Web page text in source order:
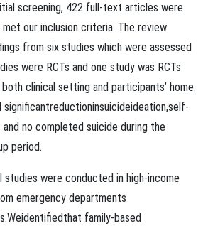
screening, 422 full-text articles were
our inclusion criteria. The review
from six studies which were assessed
were RCTs and one study was RCTs
clinical setting and participants’ home.
no completed suicide during the
period.
studies were conducted in high-income
emergency departments
family-based